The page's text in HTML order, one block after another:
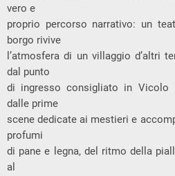
vero e
proprio percorso narrativo: un
borgo rivive
l’atmosfera di un villaggio d’altri
dal punto
di ingresso consigliato in Vicolo
dalle prime
scene dedicate ai mestieri e
profumi
di pane e legna, del ritmo della
al